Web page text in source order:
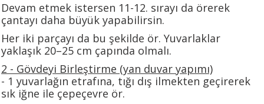
Devam etmek istersen 11-12. sırayı da örerek
çantayı daha büyük yapabilirsin.
Her iki parçayı da bu şekilde ör. Yuvarlaklar
yaklaşık 20–25 cm çapında olmalı.
2️ - Gövdeyi Birleştirme (yan duvar yapımı)
- 1 yuvarlağın etrafına, tığı dış ilmekten geçirerek
sık iğne ile çepeçevre ör.